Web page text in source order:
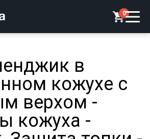
0
в
кожухе с
верхом -
кожуха -